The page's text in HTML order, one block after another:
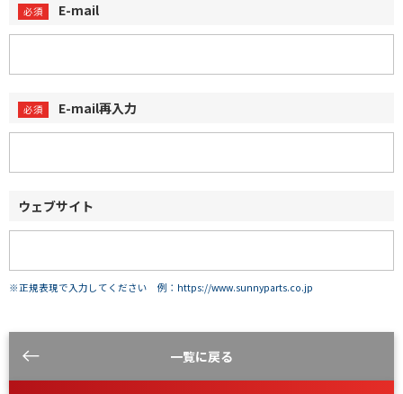
E-mail
E-mail再入力
ウェブサイト
※正規表現で入力してください 例：https://www.sunnyparts.co.jp
一覧に戻る